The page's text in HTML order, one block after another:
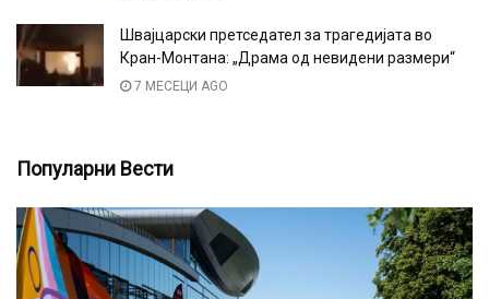
Швајцарски претседател за трагедијата во
Кран-Монтана: „Драма од невидени размери“
7 МЕСЕЦИ AGO
Популарни Вести